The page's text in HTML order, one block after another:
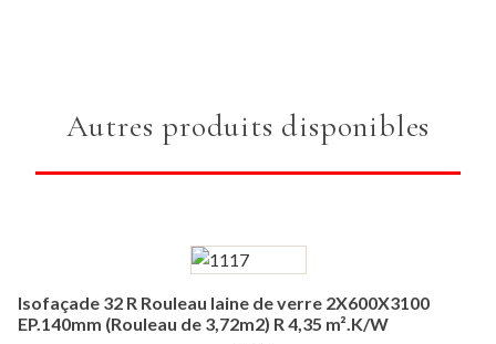
Autres produits disponibles
Isofaçade 32 R Rouleau laine de verre 2X600X3100
EP.140mm (Rouleau de 3,72m2) R 4,35 m².K/W